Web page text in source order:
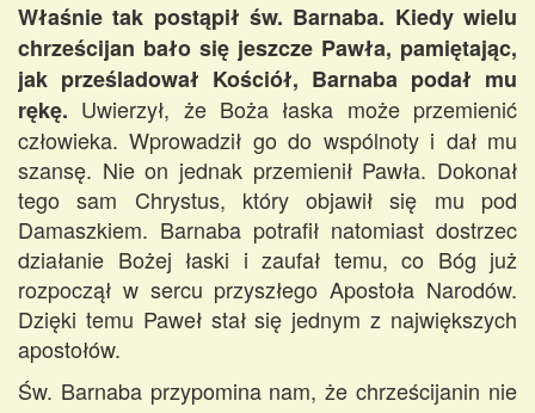
Właśnie tak postąpił św. Barnaba. Kiedy wielu
chrześcijan bało się jeszcze Pawła, pamiętając,
jak prześladował Kościół, Barnaba podał mu
rękę. Uwierzył, że Boża łaska może przemienić
człowieka. Wprowadził go do wspólnoty i dał mu
szansę. Nie on jednak przemienił Pawła. Dokonał
tego sam Chrystus, który objawił się mu pod
Damaszkiem. Barnaba potrafił natomiast dostrzec
działanie Bożej łaski i zaufał temu, co Bóg już
rozpoczął w sercu przyszłego Apostoła Narodów.
Dzięki temu Paweł stał się jednym z największych
apostołów.
Św. Barnaba przypomina nam, że chrześcijanin nie